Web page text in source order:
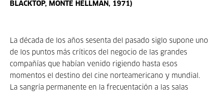
BLACKTOP, MONTE HELLMAN, 1971)
La década de los años sesenta del pasado siglo supone uno
de los puntos más críticos del negocio de las grandes
compañías que habían venido rigiendo hasta esos
momentos el destino del cine norteamericano y mundial.
La sangría permanente en la frecuentación a las salas